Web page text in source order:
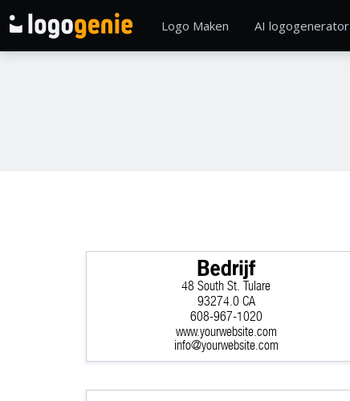
Logo Maken AI logogenerator
608-967-1020
www.yourwebsite.com
info@yourwebsite.com
48 South St. Tulare
Bedrijf
93274.0 CA